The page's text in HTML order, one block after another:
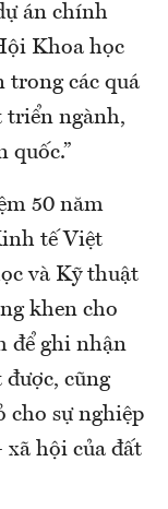
án chính
Khoa học
các quá
triển ngành,
quốc.”
50 năm
tế Việt
và Kỹ thuật
khen cho
để ghi nhận
cũng
cho sự nghiệp
hội của đất